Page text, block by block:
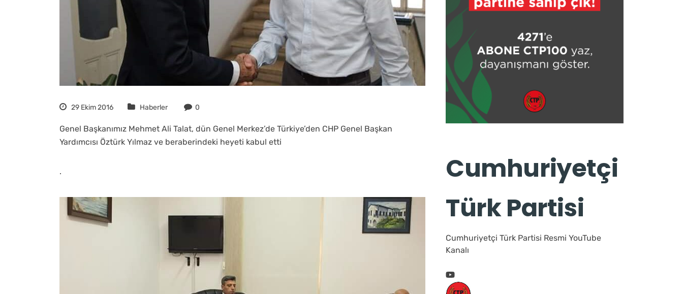
29 Ekim 2016 Haberler 0
Genel Başkanımız Mehmet Ali Talat, dün Genel Merkez’de Türkiye’den CHP Genel Başkan
Yardımcısı Öztürk Yılmaz ve beraberindeki heyeti kabul etti
.
Cumhuriyetçi
Türk Partisi
Cumhuriyetçi Türk Partisi Resmi YouTube
Kanalı